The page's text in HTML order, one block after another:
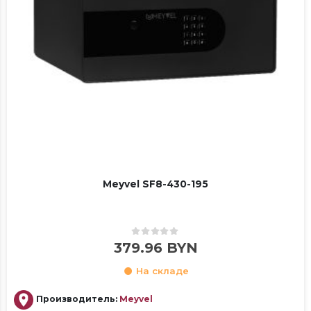
Meyvel SF8-430-195
0out of 5
379.96 BYN
На складе
Производитель: Meyvel